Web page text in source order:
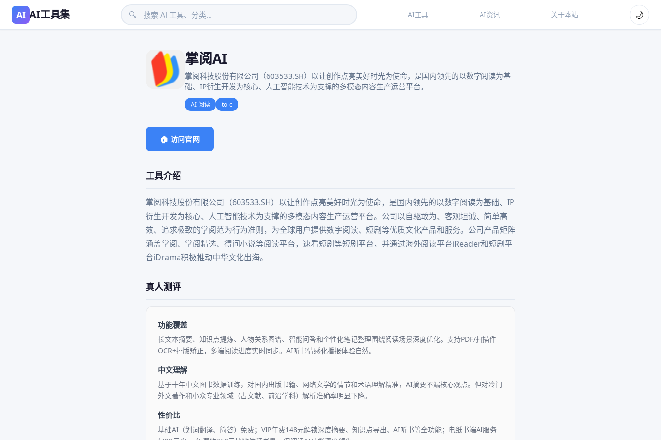
AI AI工具集 🔍 AI工具 AI资讯 关于本站 🌙
掌阅AI
掌阅科技股份有限公司（603533.SH）以让创作点亮美好时光为使命，是国内领先的以数字阅读为基
础、IP衍生开发为核心、人工智能技术为支撑的多模态内容生产运营平台。
AI 阅读 to-c
🏠 访问官网
工具介绍
掌阅科技股份有限公司（603533.SH）以让创作点亮美好时光为使命，是国内领先的以数字阅读为基础、IP
衍生开发为核心、人工智能技术为支撑的多模态内容生产运营平台。公司以自驱敢为、客观坦诚、简单高
效、追求极致的掌阅范为行为准则，为全球用户提供数字阅读、短剧等优质文化产品和服务。公司产品矩阵
涵盖掌阅、掌阅精选、得间小说等阅读平台，速看短剧等短剧平台，并通过海外阅读平台iReader和短剧平
台iDrama积极推动中华文化出海。
真人测评
功能覆盖
长文本摘要、知识点提炼、人物关系图谱、智能问答和个性化笔记整理围绕阅读场景深度优化。支持PDF/扫描件
OCR+排版矫正，多端阅读进度实时同步。AI听书情感化播报体验自然。
中文理解
基于十年中文图书数据训练，对国内出版书籍、网络文学的情节和术语理解精准，AI摘要不漏核心观点。但对冷门
外文著作和小众专业领域（古文献、前沿学科）解析准确率明显下降。
性价比
基础AI（划词翻译、简答）免费；VIP年费148元解锁深度摘要、知识点导出、AI听书等全功能；电纸书端AI服务